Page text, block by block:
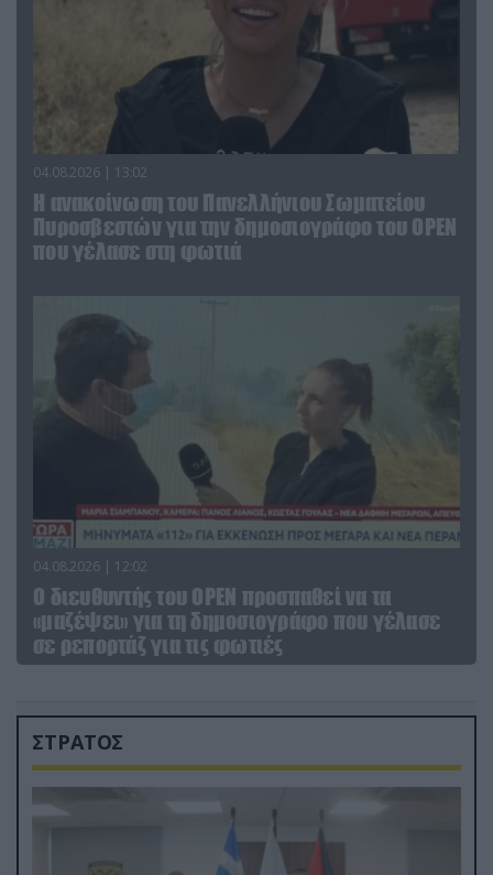
04.08.2026 | 13:02
Η ανακοίνωση του Πανελλήνιου Σωματείου
Πυροσβεστών για την δημοσιογράφο του OPEN
που γέλασε στη φωτιά
04.08.2026 | 12:02
O διευθυντής του OPEN προσπαθεί να τα
«μαζέψει» για τη δημοσιογράφο που γέλασε
σε ρεπορτάζ για τις φωτιές
ΣΤΡΑΤΟΣ